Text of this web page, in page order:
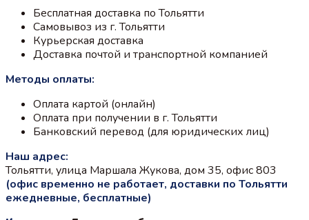
Бесплатная доставка по Тольятти
Самовывоз из г. Тольятти
Курьерская доставка
Доставка почтой и транспортной компанией
Методы оплаты:
Оплата картой (онлайн)
Оплата при получении в г. Тольятти
Банковский перевод (для юридических лиц)
Наш адрес:
Тольятти, улица Маршала Жукова, дом 35, офис 803
(офис временно не работает, доставки по Тольятти
ежедневные, бесплатные)